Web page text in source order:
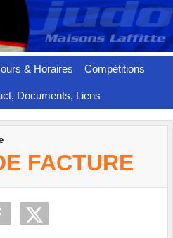
& Horaires Compétitions
Documents, Liens
FACTURE